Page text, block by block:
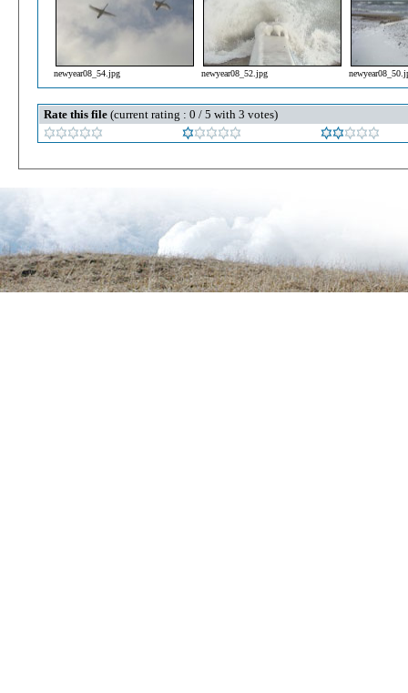
newyear08_54.jpg newyear08_52.jpg
Rate this file (current rating : 0 / 5 with 3 votes)